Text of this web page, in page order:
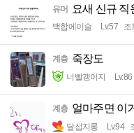
유머 요새 신규 직
백합에이슬 Lv.57 조
계층 죽장도
너빨갱이지 Lv.86
계층 얼마주면 이
달섭지롱 Lv.94